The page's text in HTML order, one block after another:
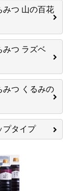
みつ 山の百花
みつ ラズベ
みつ くるみの
プタイプ